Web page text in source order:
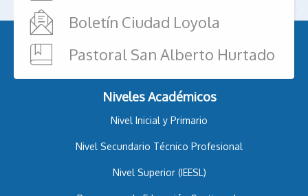
Boletín Ciudad Loyola
Pastoral San Alberto Hurtado
Niveles Académicos
Nivel Inicial y Primario
Nivel Secundario Técnico Profesional
Nivel Superior (IEESL)